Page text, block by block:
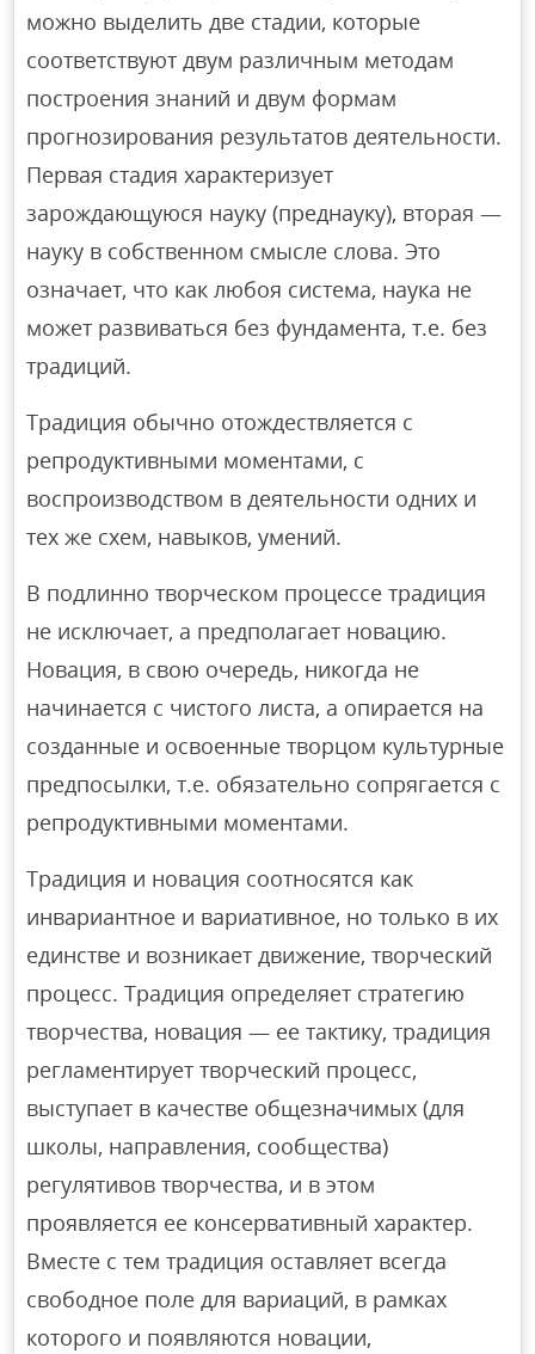
можно выделить две стадии, которые
соответствуют двум различным методам
построения знаний и двум формам
прогнозирования результатов деятельности.
Первая стадия характеризует
зарождающуюся науку (преднауку), вторая —
науку в собственном смысле слова. Это
означает, что как любоя система, наука не
может развиваться без фундамента, т.е. без
традиций.
Традиция обычно отождествляется с
репродуктивными моментами, с
воспроизводством в деятельности одних и
тех же схем, навыков, умений.
В подлинно творческом процессе традиция
не исключает, а предполагает новацию.
Новация, в свою очередь, никогда не
начинается с чистого листа, а опирается на
созданные и освоенные творцом культурные
предпосылки, т.е. обязательно сопрягается с
репродуктивными моментами.
Традиция и новация соотносятся как
инвариантное и вариативное, но только в их
единстве и возникает движение, творческий
процесс. Традиция определяет стратегию
творчества, новация — ее тактику, традиция
регламентирует творческий процесс,
выступает в качестве общезначимых (для
школы, направления, сообщества)
регулятивов творчества, и в этом
проявляется ее консервативный характер.
Вместе с тем традиция оставляет всегда
свободное поле для вариаций, в рамках
которого и появляются новации,